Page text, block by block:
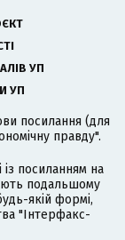
УП
УП
посилання (для
правду".
із посиланням на
подальшому
якій формі,
"Інтерфакс-